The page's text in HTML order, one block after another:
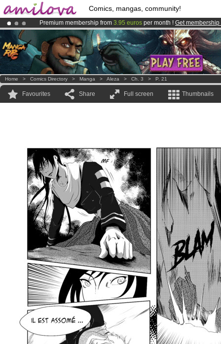
Comics, mangas, community!
Premium membership from 3.95 euros per month ! Get membership
Already 100000membersand 1000comics & mangas!.
AmilovaKickstarter is now LIVE!.
Home > Comics Directory > Manga > Aleza > Ch. 3 > P. 21
Favourites Share Full screen Thumbnails